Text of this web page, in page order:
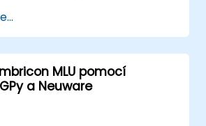
architektury Edge AI,
odolávat kybernetickým
strategie nasazování
inteligence v prostředí
MLU pomocí
a Neuware